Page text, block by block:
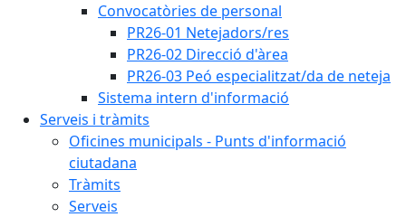
Convocatòries de personal
PR26-01 Netejadors/res
PR26-02 Direcció d'àrea
PR26-03 Peó especialitzat/da de neteja
Sistema intern d'informació
Serveis i tràmits
Oficines municipals - Punts d'informació
ciutadana
Tràmits
Serveis